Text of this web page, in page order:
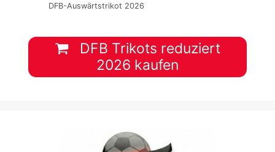
DFB-Auswärtstrikot 2026
DFB Trikots reduziert
2026 kaufen